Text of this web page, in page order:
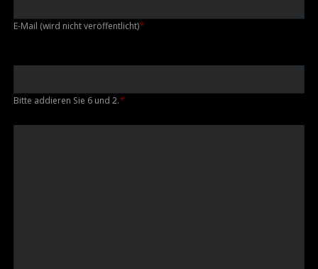
Pflichtfeld
E-Mail (wird nicht veröffentlicht)*
Bitte addieren Sie 6 und 2.*